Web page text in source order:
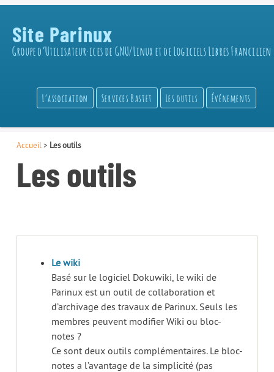
Site Parinux
Groupe d’Utilisateur·ices de GNU/Linux et de Logiciels Libres Francilien
L’association Services Bastet Les outils Événements
Accueil > Les outils
Les outils
Le wiki
Basé sur le logiciel Dokuwiki, le wiki de
Parinux est un outil de collaboration et
d’archivage des travaux de Parinux. Seuls les
membres peuvent modifier Wiki ou bloc-
notes ?
Ce sont deux outils complémentaires. Le bloc-
notes a l’avantage de la simplicité (pas